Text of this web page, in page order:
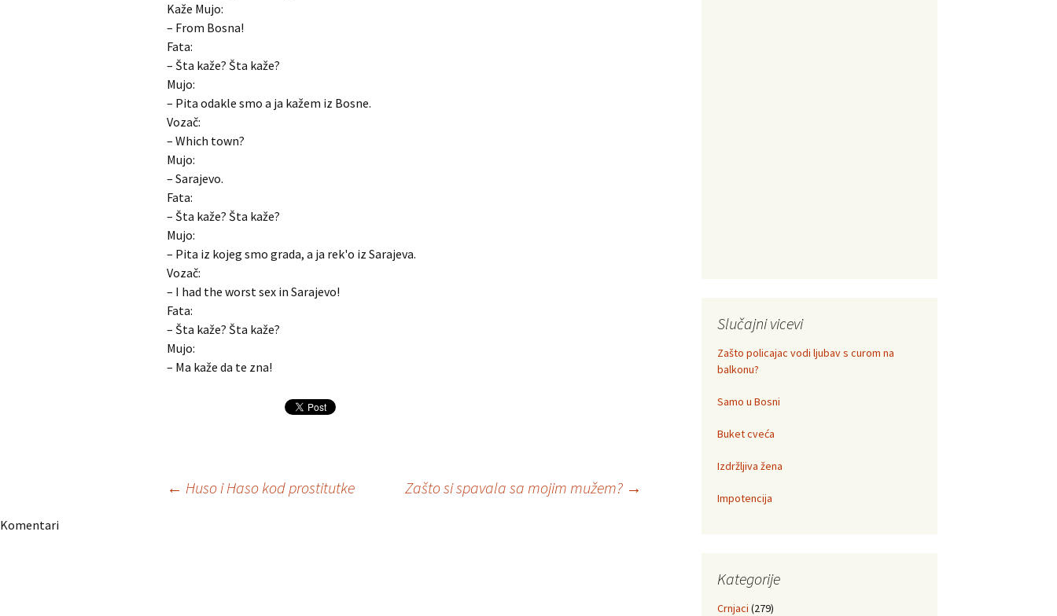
Kaže Mujo:
– From Bosna!
Fata:
– Šta kaže? Šta kaže?
Mujo:
– Pita odakle smo a ja kažem iz Bosne.
Vozač:
– Which town?
Mujo:
– Sarajevo.
Fata:
– Šta kaže? Šta kaže?
Mujo:
– Pita iz kojeg smo grada, a ja rek'o iz Sarajeva.
Vozač:
– I had the worst sex in Sarajevo!
Fata:
– Šta kaže? Šta kaže?
Mujo:
– Ma kaže da te zna!
Navigacija
← Huso i Haso kod prostitutke Zašto si spavala sa mojim mužem? →
Komentari
Slučajni vicevi
Zašto policajac vodi ljubav s curom na
balkonu?
Samo u Bosni
Buket cveća
Izdržljiva žena
Impotencija
Kategorije
Crnjaci (279)